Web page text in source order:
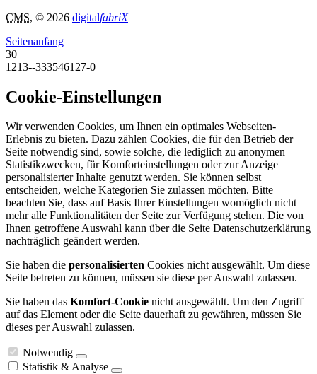
CMS, © 2026 digitalfabriX
Seitenanfang
30
1213--333546127-0
Cookie-Einstellungen
Wir verwenden Cookies, um Ihnen ein optimales Webseiten-
Erlebnis zu bieten. Dazu zählen Cookies, die für den Betrieb der
Seite notwendig sind, sowie solche, die lediglich zu anonymen
Statistikzwecken, für Komforteinstellungen oder zur Anzeige
personalisierter Inhalte genutzt werden. Sie können selbst
entscheiden, welche Kategorien Sie zulassen möchten. Bitte
beachten Sie, dass auf Basis Ihrer Einstellungen womöglich nicht
mehr alle Funktionalitäten der Seite zur Verfügung stehen. Die von
Ihnen getroffene Auswahl kann über die Seite Datenschutzerklärung
nachträglich geändert werden.
Sie haben die personalisierten Cookies nicht ausgewählt. Um diese
Seite betreten zu können, müssen sie diese per Auswahl zulassen.
Sie haben das Komfort-Cookie nicht ausgewählt. Um den Zugriff
auf das Element oder die Seite dauerhaft zu gewähren, müssen Sie
dieses per Auswahl zulassen.
Notwendig
Statistik & Analyse